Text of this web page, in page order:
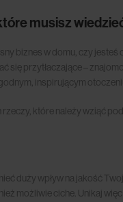
musisz
biznes w domu, czy
się przytłaczające –
inspirującym
które należy wziąć
duży wpływ na jakość
możliwie ciche. Unikaj